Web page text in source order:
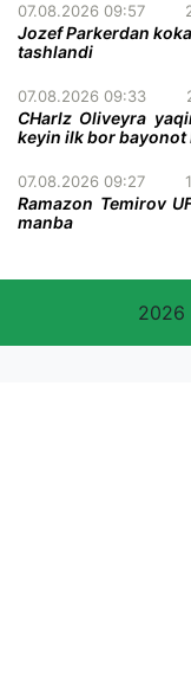
07.08.2026 09:57
Jozef Parkerdan
tashlandi
07.08.2026 09:33
CHarlz Oliveyra
keyin ilk bor bayonot
07.08.2026 09:27
Ramazon Temirov
manba
2026